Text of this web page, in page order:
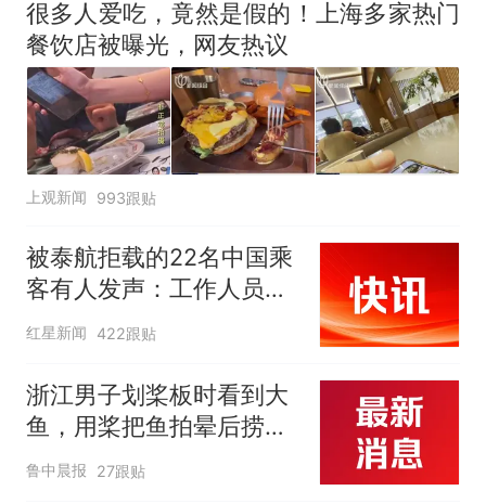
很多人爱吃，竟然是假的！上海多家热门
餐饮店被曝光，网友热议
上观新闻 993跟贴
被泰航拒载的22名中国乘
客有人发声：工作人员承
诺免费改签，最后却自费
买机票回国
红星新闻 422跟贴
浙江男子划桨板时看到大
鱼，用桨把鱼拍晕后捞
起；当事人：鱼重7斤6
两，做成红烧辣子鱼块，
鲁中晨报 27跟贴